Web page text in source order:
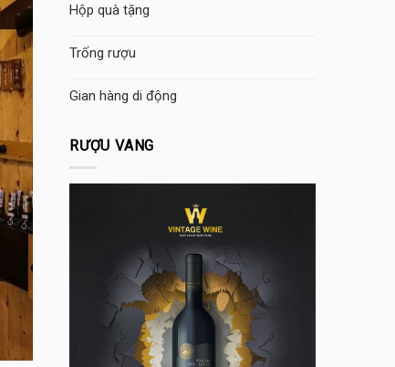
Hộp quà tặng
Trống rượu
Gian hàng di động
RƯỢU VANG